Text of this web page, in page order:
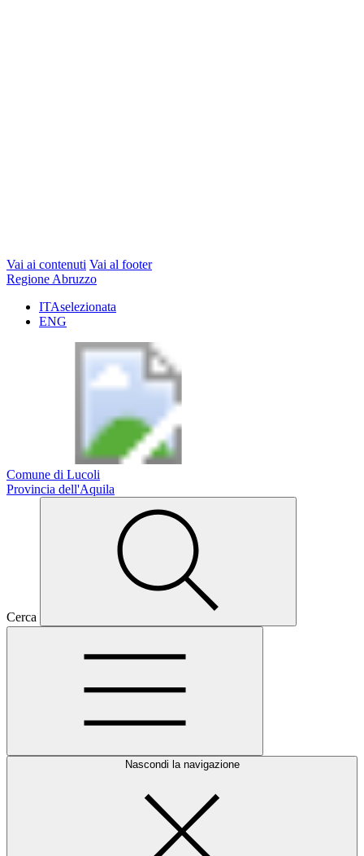
Vai ai contenuti Vai al footer
Regione Abruzzo
ITAselezionata
ENG
Comune di Lucoli
Provincia dell'Aquila
Cerca
Nascondi la navigazione